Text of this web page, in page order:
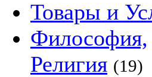
Товары и
Философия,
Религия (19)